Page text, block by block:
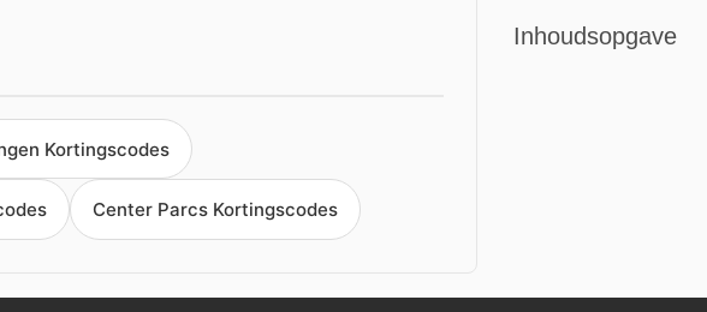
Kortingscodes
Center Parcs Kortingscodes
Inhoudsopgave